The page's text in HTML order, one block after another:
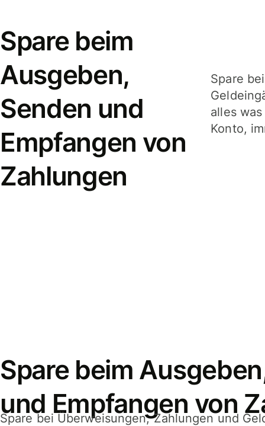
Spare beim
Ausgeben,
Senden und
Empfangen von
Zahlungen
Spare
alles
Konto,
Spare beim
und Empfangen von
Spare bei Überweisungen, Zahlungen und